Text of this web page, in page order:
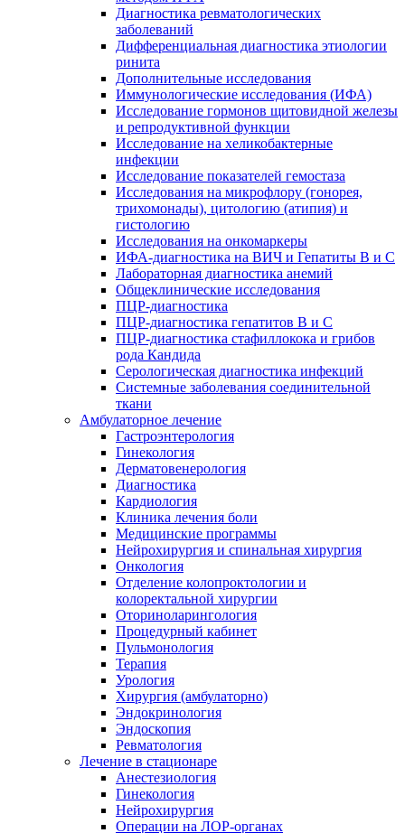
Диагностика ревматологических
заболеваний
Дифференциальная диагностика этиологии
ринита
Дополнительные исследования
Иммунологические исследования (ИФА)
Исследование гормонов щитовидной железы
и репродуктивной функции
Исследование на хеликобактерные
инфекции
Исследование показателей гемостаза
Исследования на микрофлору (гонорея,
трихомонады), цитологию (атипия) и
гистологию
Исследования на онкомаркеры
ИФА-диагностика на ВИЧ и Гепатиты B и C
Лабораторная диагностика анемий
Общеклинические исследования
ПЦР-диагностика
ПЦР-диагностика гепатитов B и C
ПЦР-диагностика стафиллокока и грибов
рода Кандида
Серологическая диагностика инфекций
Системные заболевания соединительной
ткани
Амбулаторное лечение
Гастроэнтерология
Гинекология
Дерматовенерология
Диагностика
Кардиология
Клиника лечения боли
Медицинские программы
Нейрохирургия и спинальная хирургия
Онкология
Отделение колопроктологии и
колоректальной хирургии
Оториноларингология
Процедурный кабинет
Пульмонология
Терапия
Урология
Хирургия (амбулаторно)
Эндокринология
Эндоскопия
Ревматология
Лечение в стационаре
Анестезиология
Гинекология
Нейрохирургия
Операции на ЛОР-органах